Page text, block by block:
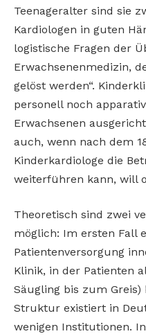
Teenageralter sind sie
Kardiologen in guten
logistische Fragen der
Erwachsenenmedizin,
gelöst werden“.
personell noch
Erwachsenen
auch, wenn nach dem
Kinderkardiologe die
weiterführen kann, will
Theoretisch sind zwei
möglich: Im ersten Fall
Patientenversorgung
Klinik, in der Patienten
Säugling bis zum
Struktur existiert in
wenigen Institutionen.